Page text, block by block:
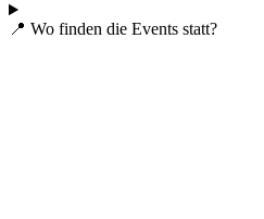
📍 Wo finden die Events statt?